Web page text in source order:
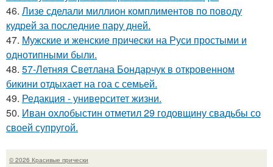
46. Лизе сделали миллион комплиментов по поводу
кудрей за последние пару дней.
47. Мужские и женские прически на Руси простыми и
однотипными были.
48. 57-Летняя Светлана Бондарчук в откровенном
бикини отдыхает на гоа с семьей.
49. Редакция - университет жизни.
50. Иван охлобыстин отметил 29 годовщину свадьбы со
своей супругой.
© 2026 Красивые прически